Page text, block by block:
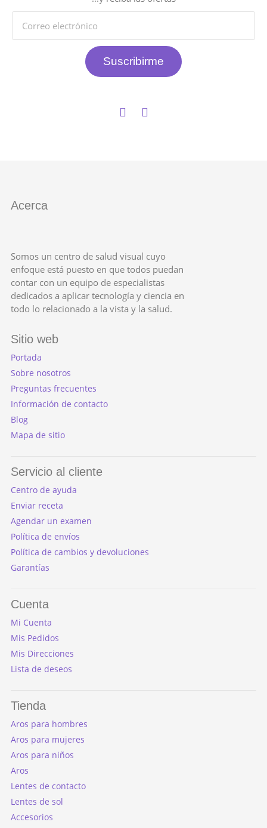
Suscribirme
Acerca
Somos un centro de salud visual cuyo
enfoque está puesto en que todos puedan
contar con un equipo de especialistas
dedicados a aplicar tecnología y ciencia en
todo lo relacionado a la vista y la salud.
Sitio web
Portada
Sobre nosotros
Preguntas frecuentes
Información de contacto
Blog
Mapa de sitio
Servicio al cliente
Centro de ayuda
Enviar receta
Agendar un examen
Política de envíos
Política de cambios y devoluciones
Garantías
Cuenta
Mi Cuenta
Mis Pedidos
Mis Direcciones
Lista de deseos
Tienda
Aros para hombres
Aros para mujeres
Aros para niños
Aros
Lentes de contacto
Lentes de sol
Accesorios